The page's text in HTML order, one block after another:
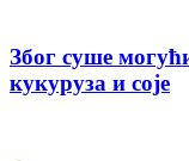
Због суше
кукуруза и соје